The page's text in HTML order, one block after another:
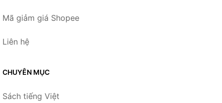
Mã giảm giá Shopee
Liên hệ
CHUYÊN MỤC
Sách tiếng Việt